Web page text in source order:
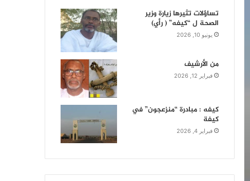
تساؤلات تثيرها زيارة وزير
الصحة ل “كيفه” ( رأي)
يونيو 10, 2026
من الأرشيف
فبراير 12, 2026
كيفه : مبادرة “منزعجون” في
كيفة
فبراير 4, 2026